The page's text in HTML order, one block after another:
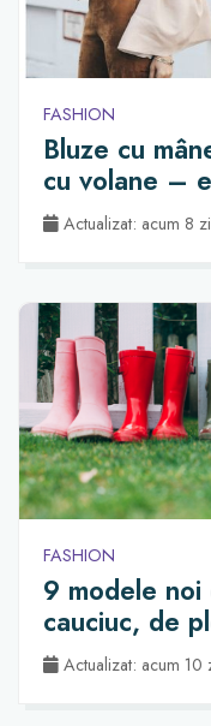
FASHION
Bluze cu
cu volane –
Actualizat: acum 8
FASHION
9 modele
cauciuc, de
Actualizat: acum 10